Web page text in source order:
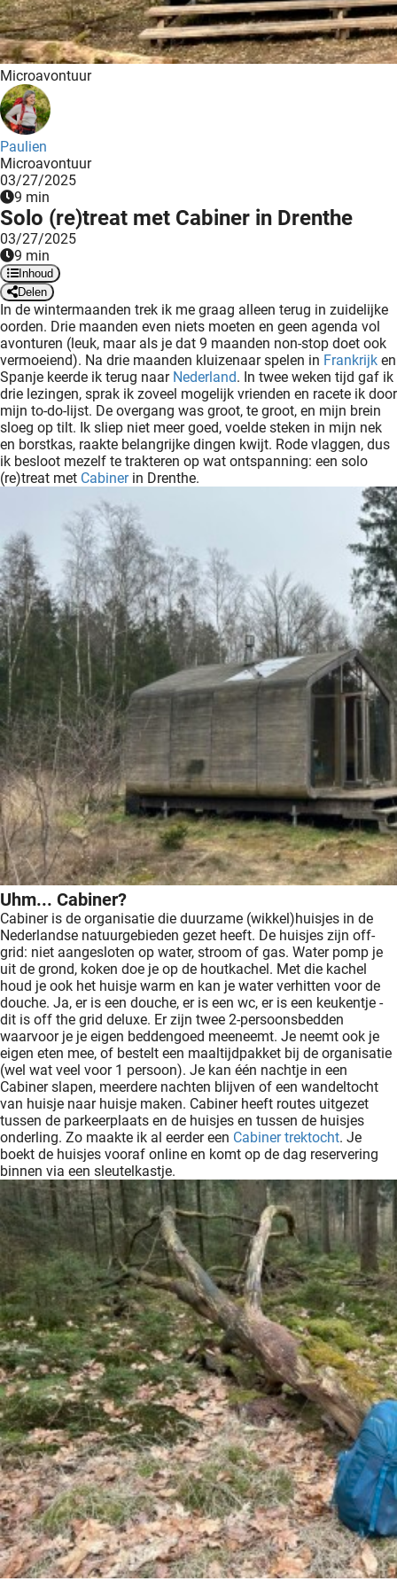
Microavontuur
Paulien
Microavontuur
03/27/2025
9 min
Solo (re)treat met Cabiner in Drenthe
03/27/2025
9 min
Inhoud
Delen
In de wintermaanden trek ik me graag alleen terug in zuidelijke
oorden. Drie maanden even niets moeten en geen agenda vol
avonturen (leuk, maar als je dat 9 maanden non-stop doet ook
vermoeiend). Na drie maanden kluizenaar spelen in Frankrijk en
Spanje keerde ik terug naar Nederland. In twee weken tijd gaf ik
drie lezingen, sprak ik zoveel mogelijk vrienden en racete ik door
mijn to-do-lijst. De overgang was groot, te groot, en mijn brein
sloeg op tilt. Ik sliep niet meer goed, voelde steken in mijn nek
en borstkas, raakte belangrijke dingen kwijt. Rode vlaggen, dus
ik besloot mezelf te trakteren op wat ontspanning: een solo
(re)treat met Cabinerin Drenthe.
Uhm... Cabiner?
Cabiner is de organisatie die duurzame (wikkel)huisjes in de
Nederlandse natuurgebieden gezet heeft. De huisjes zijn off-
grid: niet aangesloten op water, stroom of gas. Water pomp je
uit de grond, koken doe je op de houtkachel. Met die kachel
houd je ook het huisje warm en kan je water verhitten voor de
douche. Ja, er is een douche, er is een wc, er is een keukentje -
dit is off the grid deluxe. Er zijn twee 2-persoonsbedden
waarvoor je je eigen beddengoed meeneemt. Je neemt ook je
eigen eten mee, of bestelt een maaltijdpakket bij de organisatie
(wel wat veel voor 1 persoon). Je kan één nachtje in een
Cabiner slapen, meerdere nachten blijven of een wandeltocht
van huisje naar huisje maken. Cabiner heeft routes uitgezet
tussen de parkeerplaats en de huisjes en tussen de huisjes
onderling. Zo maakte ik al eerder een Cabiner trektocht. Je
boekt de huisjes vooraf online en komt op de dag reservering
binnen via een sleutelkastje.
en
kan de
niet
om
te
over
van
op
gebruikt
te
de